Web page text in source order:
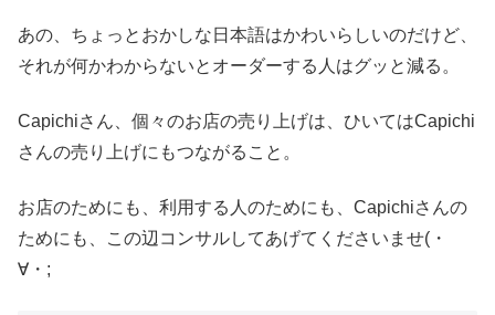
あの、ちょっとおかしな日本語はかわいらしいのだけど、
それが何かわからないとオーダーする人はグッと減る。
Capichiさん、個々のお店の売り上げは、ひいてはCapichi
さんの売り上げにもつながること。
お店のためにも、利用する人のためにも、Capichiさんの
ためにも、この辺コンサルしてあげてくださいませ(・
∀・;